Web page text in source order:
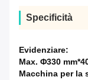
Specificità
Evidenziare:
Max. Φ330
Macchina per la